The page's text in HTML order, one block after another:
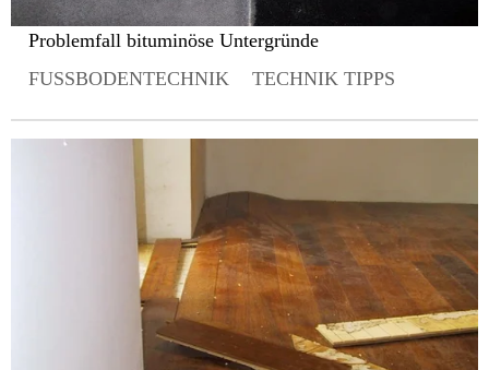
Problemfall bituminöse Untergründe
FUSSBODENTECHNIK
TECHNIK TIPPS